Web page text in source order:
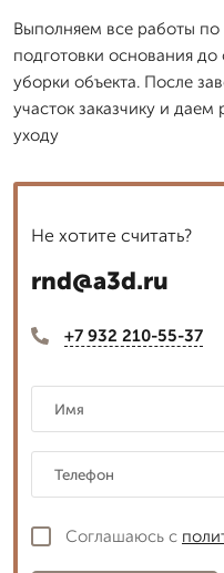
Выполняем все работы по
подготовки основания
уборки объекта. После
участок заказчику и
уходу
Не хотите считать?
rnd@a3d.ru
+7 932 210-55-37
Соглашаюсь с